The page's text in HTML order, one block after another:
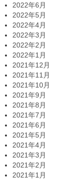
2022年6月
2022年5月
2022年4月
2022年3月
2022年2月
2022年1月
2021年12月
2021年11月
2021年10月
2021年9月
2021年8月
2021年7月
2021年6月
2021年5月
2021年4月
2021年3月
2021年2月
2021年1月